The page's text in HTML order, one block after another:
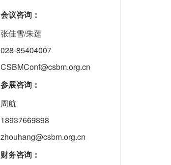
会议咨询：
张佳雪/朱莲
028-85404007
CSBMConf@csbm.org.cn
参展咨询：
周航
18937669898
zhouhang@csbm.org.cn
财务咨询：